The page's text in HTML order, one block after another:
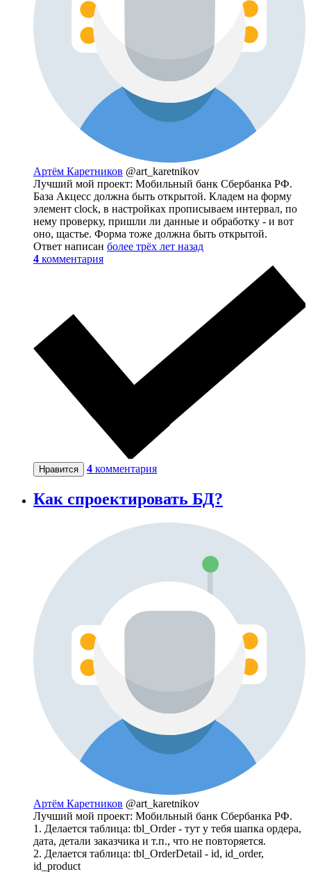
Артём Каретников @art_karetnikov
Лучший мой проект: Мобильный банк Сбербанка РФ.
База Акцесс должна быть открытой. Кладем на форму
элемент clock, в настройках прописываем интервал, по
нему проверку, пришли ли данные и обработку - и вот
оно, щастье. Форма тоже должна быть открытой.
Ответ написан более трёх лет назад
4 комментария
Нравится 4 комментария
Как спроектировать БД?
Артём Каретников @art_karetnikov
Лучший мой проект: Мобильный банк Сбербанка РФ.
1. Делается таблица: tbl_Order - тут у тебя шапка ордера,
дата, детали заказчика и т.п., что не повторяется.
2. Делается таблица: tbl_OrderDetail - id, id_order,
id_product